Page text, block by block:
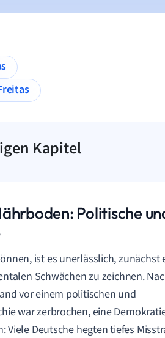
Kapitel
Politische
ist es unerlässlich, zunächst
Schwächen zu zeichnen.
vor einem politischen und
war zerbrochen, eine
Viele Deutsche hegten tiefes